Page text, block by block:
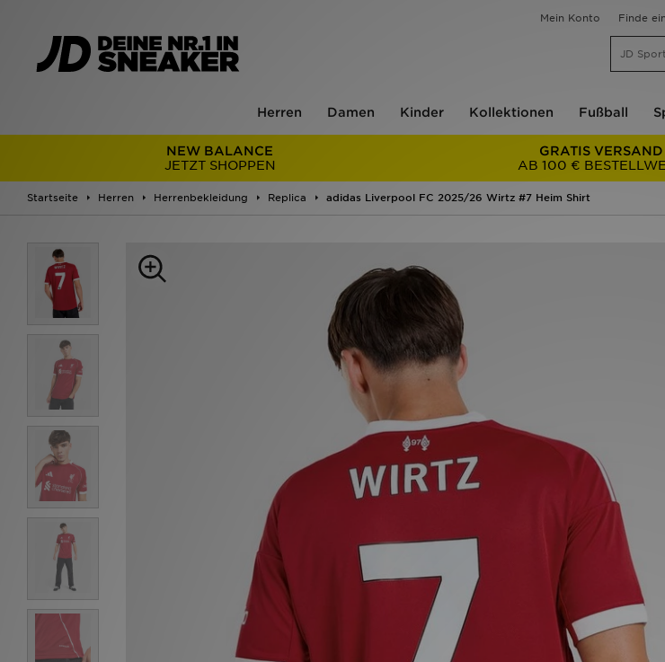
Mein Konto Finde
Herren Damen Kinder Kollektionen Fußball
NEW BALANCE
JETZT SHOPPEN
GRATIS VERSAND
AB 100 €
Startseite Herren Herrenbekleidung Replica adidas Liverpool FC 2025/26 Wirtz #7 Heim Shirt